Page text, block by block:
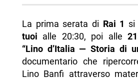
La prima serata di Rai 1
tuoi alle 20:30, poi alle
“Lino d’Italia — Storia di
documentario che
Lino Banfi attraverso